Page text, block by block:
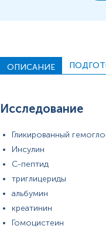
ОПИСАНИЕ
Исследование
Гликированный
Инсулин
С-пептид
триглицериды
альбумин
креатинин
Гомоцистеин